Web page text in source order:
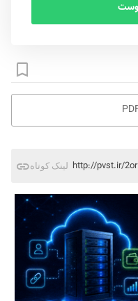
لینک کوتاه http://pvst.ir/2or